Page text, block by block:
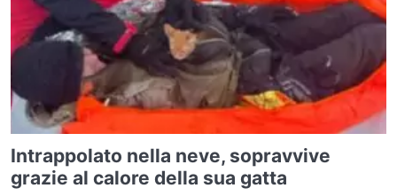
Intrappolato nella neve, sopravvive
grazie al calore della sua gatta